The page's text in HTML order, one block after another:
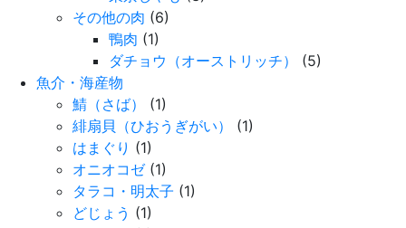
その他の肉 (6)
鴨肉 (1)
ダチョウ（オーストリッチ）
(5)
魚介・海産物
鯖（さば）
(1)
緋扇貝（ひおうぎがい）
(1)
はまぐり (1)
オニオコゼ(1)
タラコ・明太子 (1)
どじょう (1)